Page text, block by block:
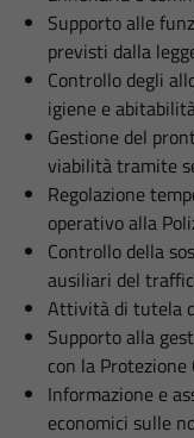
Supporto alle
previsti dalla
Controllo degli
igiene e
Gestione del
viabilità tramite
Regolazione
operativo alla
Controllo della
ausiliari del
Attività di tutela
Supporto alla
con la Protezione
Informazione e
economici sulle